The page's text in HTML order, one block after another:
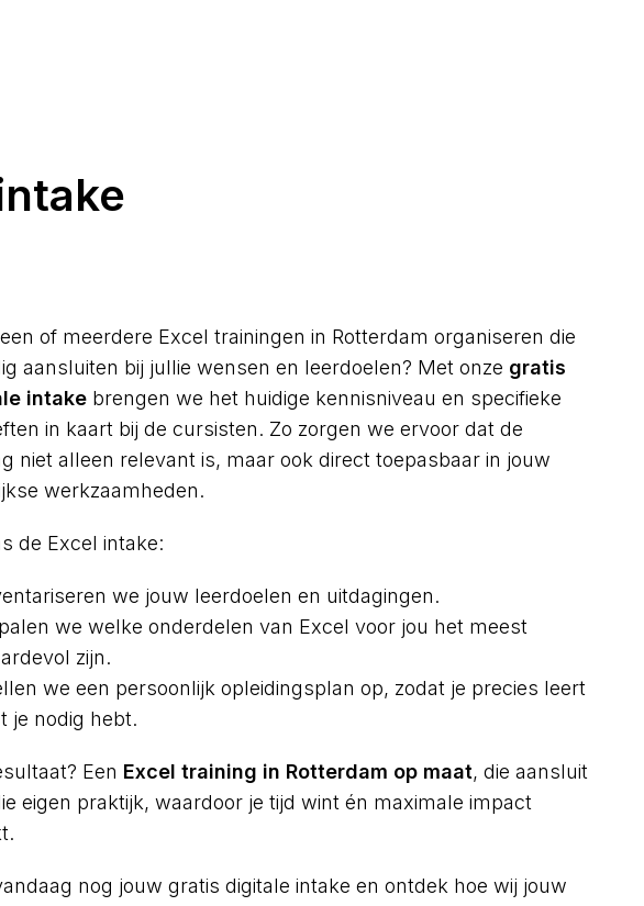
of meerdere Excel trainingen in Rotterdam organiseren die
aansluiten bij jullie wensen en leerdoelen? Met onze gratis
intake brengen we het huidige kennisniveau en specifieke
in kaart bij de cursisten. Zo zorgen we ervoor dat de
niet alleen relevant is, maar ook direct toepasbaar in jouw
werkzaamheden.
de Excel intake:
we jouw leerdoelen en uitdagingen.
we welke onderdelen van Excel voor jou het meest
zijn.
we een persoonlijk opleidingsplan op, zodat je precies leert
je nodig hebt.
Een Excel training in Rotterdam op maat, die aansluit
eigen praktijk, waardoor je tijd wint én maximale impact
nog jouw gratis digitale intake en ontdek hoe wij jouw